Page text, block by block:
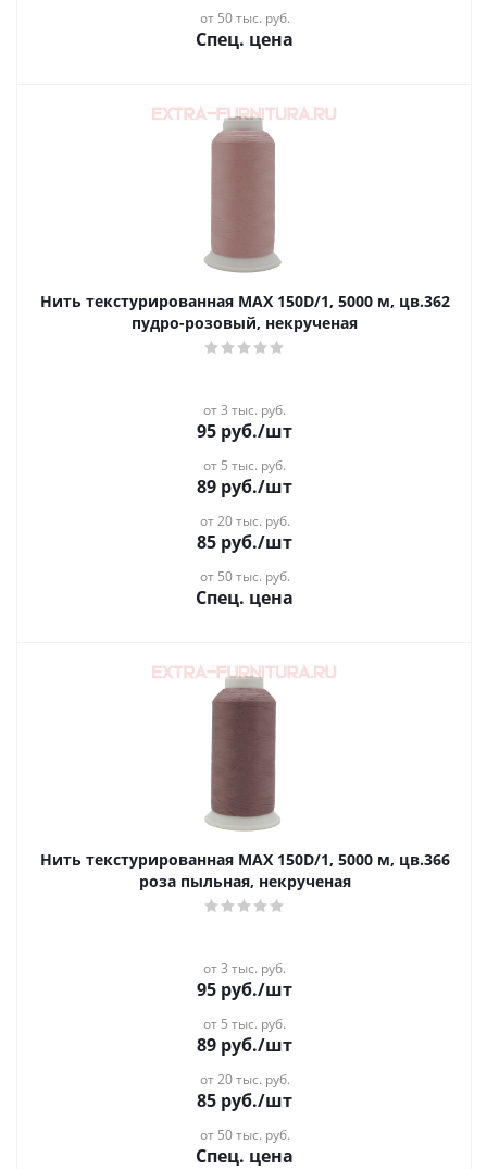
от 50 тыс. руб.
Спец. цена
Нить текстурированная MAX 150D/1, 5000 м, цв.362
пудро-розовый, некрученая
от 3 тыс. руб.
95 руб./шт
от 5 тыс. руб.
89 руб./шт
от 20 тыс. руб.
85 руб./шт
от 50 тыс. руб.
Спец. цена
Нить текстурированная MAX 150D/1, 5000 м, цв.366
роза пыльная, некрученая
от 3 тыс. руб.
95 руб./шт
от 5 тыс. руб.
89 руб./шт
от 20 тыс. руб.
85 руб./шт
от 50 тыс. руб.
Спец. цена